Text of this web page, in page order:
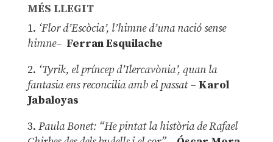
MÉS LLEGIT
1. ‘Flor d’Escòcia’, l’himne d’una nació sense
himne– Ferran Esquilache
2. ‘Tyrik, el príncep d’Ilercavònia’, quan la
fantasia ens reconcilia amb el passat– Karol
Jabaloyas
3. Paula Bonet: “He pintat la història de Rafael